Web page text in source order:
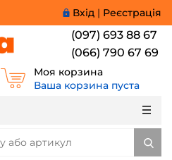
Вхід | Реєстрація
(097) 693 88 67
(066) 790 67 69
Моя корзина
Ваша корзина пуста